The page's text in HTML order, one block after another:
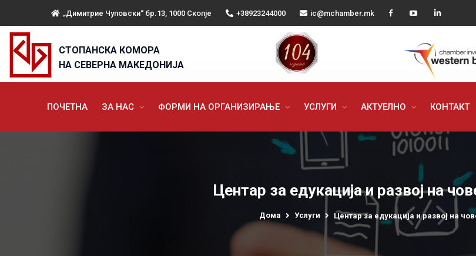
„Димитрие Чуповски“ бр.13, 1000 Скопје +38923244000 ic@mchamber.mk
СТОПАНСКА КОМОРА
НА СЕВЕРНА МАКЕДОНИЈА
ПОЧЕТНА ЗА НАС ФОРМИ НА ОРГАНИЗИРАЊЕ УСЛУГИ АКТУЕЛНО КОНТАКТ
Центар за едукација и развој на
Дома Услуги Центар за едукација и развој на